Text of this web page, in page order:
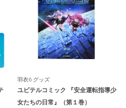
羽衣6 グッズ
ユピテルコミック 『安全運転指導少
女たちの日常』（第１巻）